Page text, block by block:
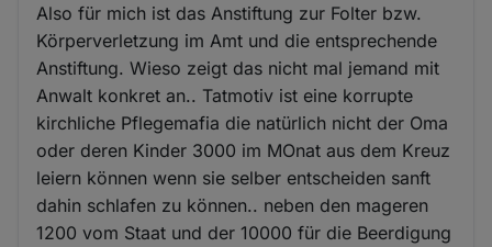
Also für mich ist das Anstiftung zur Folter bzw.
Körperverletzung im Amt und die entsprechende
Anstiftung. Wieso zeigt das nicht mal jemand mit
Anwalt konkret an.. Tatmotiv ist eine korrupte
kirchliche Pflegemafia die natürlich nicht der Oma
oder deren Kinder 3000 im MOnat aus dem Kreuz
leiern können wenn sie selber entscheiden sanft
dahin schlafen zu können.. neben den mageren
1200 vom Staat und der 10000 für die Beerdigung